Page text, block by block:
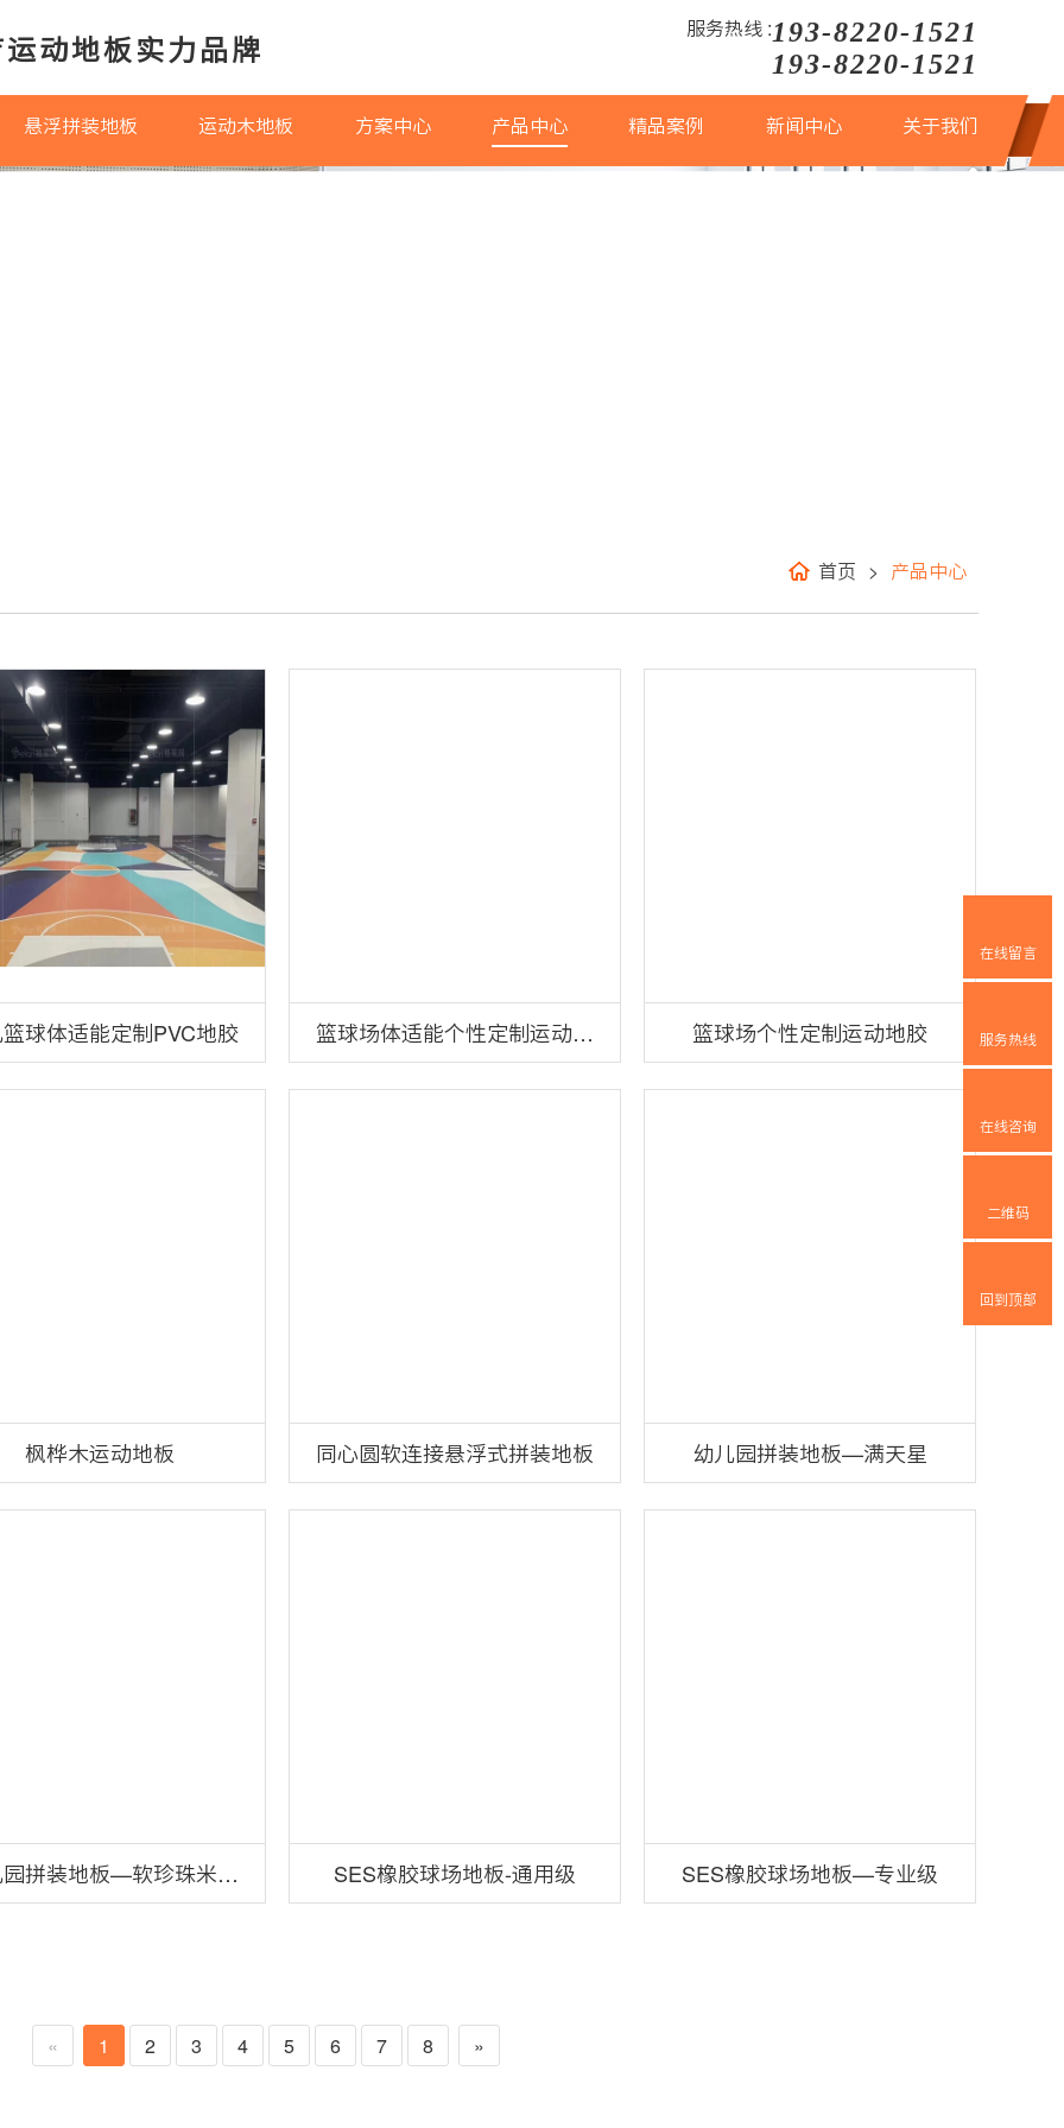
动地板实力品牌
服务热线 :193-8220-1521
193-8220-1521
悬浮拼装地板 运动木地板 方案中心 产品中心 精品案例 新闻中心 关于我们
首页 > 产品中心
球体适能定制PVC地胶 篮球场体适能个性定制运动地
胶
篮球场个性定制运动地胶
枫桦木运动地板 同心圆软连接悬浮式拼装地板 幼儿园拼装地板—满天星
拼装地板—软珍珠米字 SES橡胶球场地板-通用级 SES橡胶球场地板—专业级
« 1 2 3 4 5 6 7 8 »
在线留言
服务热线
在线咨询
二维码
回到顶部